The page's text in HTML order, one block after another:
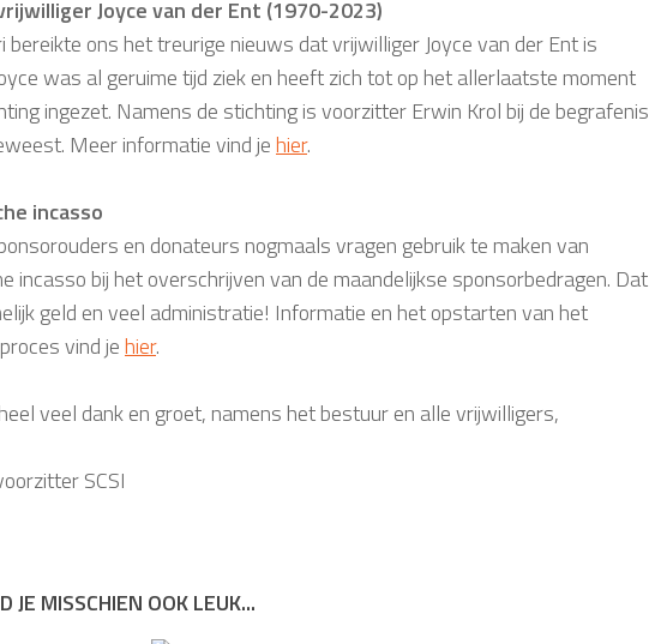
Joyce van der Ent (1970-2023)
bereikte ons het treurige nieuws dat vrijwilliger Joyce van der Ent is
was al geruime tijd ziek en heeft zich tot op het allerlaatste moment
ingezet. Namens de stichting is voorzitter Erwin Krol bij de begrafenis
Meer informatie vind jehier.
incasso
en donateurs nogmaals vragen gebruik te maken van
incasso bij het overschrijven van de maandelijkse sponsorbedragen. Dat
geld en veel administratie! Informatie en het opstarten van het
vind jehier.
veel dank en groet, namens het bestuur en alle vrijwilligers,
SCSI
JE MISSCHIEN OOK LEUK...